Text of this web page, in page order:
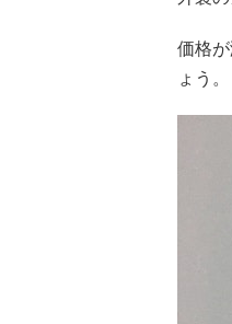
価格
ょう。